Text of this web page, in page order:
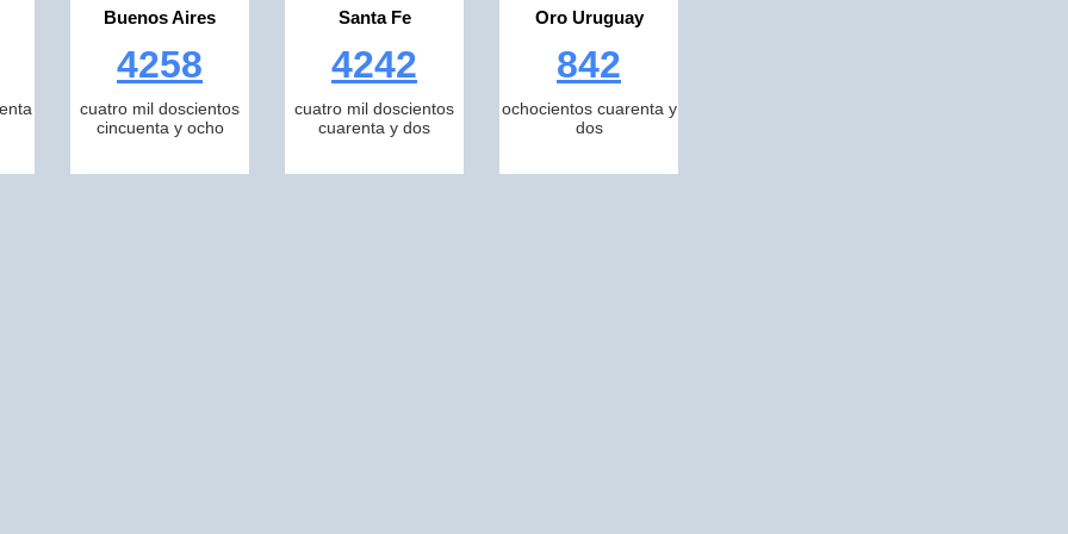
Buenos Aires
4258
cuatro mil doscientos
cincuenta y ocho
Santa Fe
4242
cuatro mil doscientos
cuarenta y dos
Oro Uruguay
842
ochocientos cuarenta y
dos